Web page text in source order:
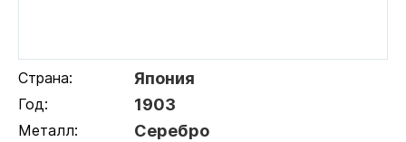
Страна: Япония
Год: 1903
Металл: Серебро